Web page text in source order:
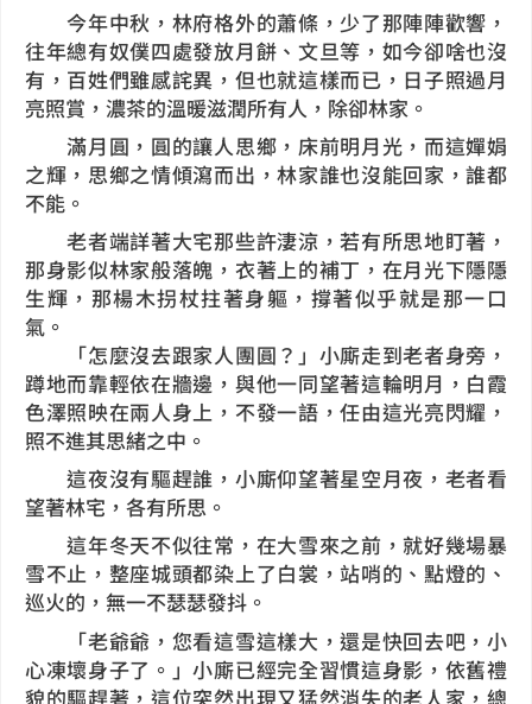
今年中秋，林府格外的蕭條，少了那陣陣歡響，
往年總有奴僕四處發放月餅、文旦等，如今卻啥也沒
有，百姓們雖感詫異，但也就這樣而已，日子照過月
亮照賞，濃茶的溫暖滋潤所有人，除卻林家。
滿月圓，圓的讓人思鄉，床前明月光，而這嬋娟
之輝，思鄉之情傾瀉而出，林家誰也沒能回家，誰都
不能。
老者端詳著大宅那些許淒涼，若有所思地盯著，
那身影似林家般落魄，衣著上的補丁，在月光下隱隱
生輝，那楊木拐杖拄著身軀，撐著似乎就是那一口
氣。
「怎麼沒去跟家人團圓？」小廝走到老者身旁，
蹲地而靠輕依在牆邊，與他一同望著這輪明月，白霞
色澤照映在兩人身上，不發一語，任由這光亮閃耀，
照不進其思緒之中。
這夜沒有驅趕誰，小廝仰望著星空月夜，老者看
望著林宅，各有所思。
這年冬天不似往常，在大雪來之前，就好幾場暴
雪不止，整座城頭都染上了白裳，站哨的、點燈的、
巡火的，無一不瑟瑟發抖。
「老爺爺，您看這雪這樣大，還是快回去吧，小
心凍壞身子了。」小廝已經完全習慣這身影，依舊禮
貌的驅趕著，這位突然出現又猛然消失的老人家，總